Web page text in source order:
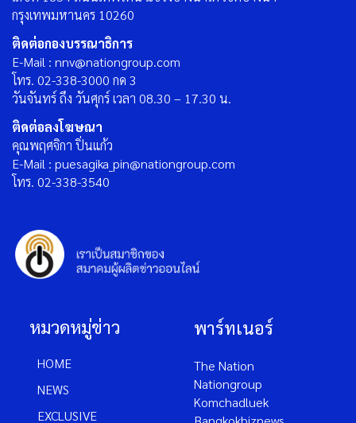
กรุงเทพมหานคร 10260
ติดต่อกองบรรณาธิการ
E-Mail : nnv@nationgroup.com
โทร. 02-338-3000 กด 3
วันจันทร์ ถึง วันศุกร์ เวลา 08.30 – 17.30 น.
ติดต่อลงโฆษณา
คุณพฤศจิกา ปิ่นแก้ว
E-Mail : puesagika_pin@nationgroup.com
โทร. 02-338-3540
หมวดหมู่ข่าว
HOME
NEWS
EXCLUSIVE
พาร์ทเนอร์
The Nation
Nationgroup
Komchadluek